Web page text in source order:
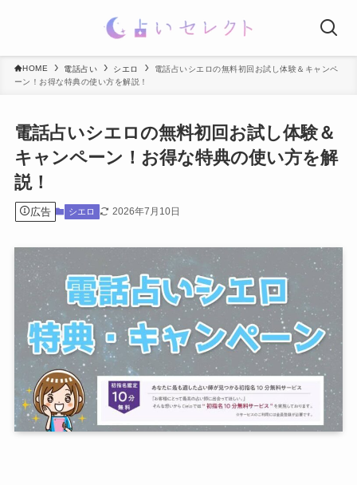
HOME 電話占い シエロ
電話占いシエロの無料初回お試し体験＆キャンペ
ーン！お得な特典の使い方を解説！
電話占いシエロの無料初回お試し体験＆
キャンペーン！お得な特典の使い方を解
説！
広告 シエロ 2026年7月10日